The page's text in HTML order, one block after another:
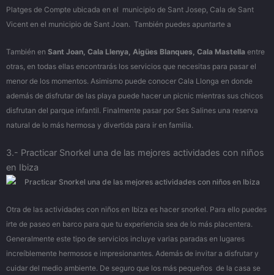
Platges de Compte ubicada en el municipio de Sant Josep, Cala de Sant
Vicent en el municipio de Sant Joan. También puedes apuntarte a
También en Sant Joan, Cala Llenya, Aigües Blanques, Cala Mastella entre
otras, en todas ellas encontrarás los servicios que necesitas para pasar el
menor de los momentos. Asimismo puede conocer Cala Llonga en donde
además de disfrutar de las playa puede hacer un picnic mientras sus chicos
disfrutan del parque infantil. Finalmente pasar por Ses Salines una reserva
natural de lo más hermosa y divertida para ir en familia.
3.- Practicar Snorkel una de las mejores actividades con niños
en Ibiza
Otra de las actividades con niños en Ibiza es hacer snorkel. Para ello puedes
irte de paseo en barco para que tu experiencia sea de lo más placentera.
Generalmente este tipo de servicios incluye varias paradas en lugares
increíblemente hermosos e impresionantes. Además de invitar a disfrutar y
cuidar del medio ambiente. De seguro que los más pequeños de la casa se